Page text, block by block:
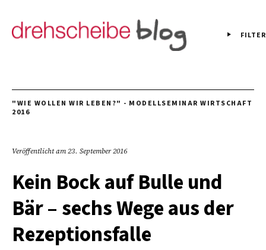
FILTER
"WIE WOLLEN WIR LEBEN?" - MODELLSEMINAR WIRTSCHAFT
2016
Veröffentlicht am23. September 2016
Kein Bock auf Bulle und
Bär – sechs Wege aus der
Rezeptionsfalle